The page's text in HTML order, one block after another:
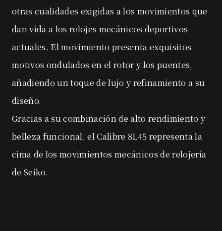
otras cualidades exigidas a los movimientos que
dan vida a los relojes mecánicos deportivos
actuales. El movimiento presenta exquisitos
motivos ondulados en el rotor y los puentes,
añadiendo un toque de lujo y refinamiento a su
diseño.
Gracias a su combinación de alto rendimiento y
belleza funcional, el Calibre 8L45 representa la
cima de los movimientos mecánicos de relojería
de Seiko.